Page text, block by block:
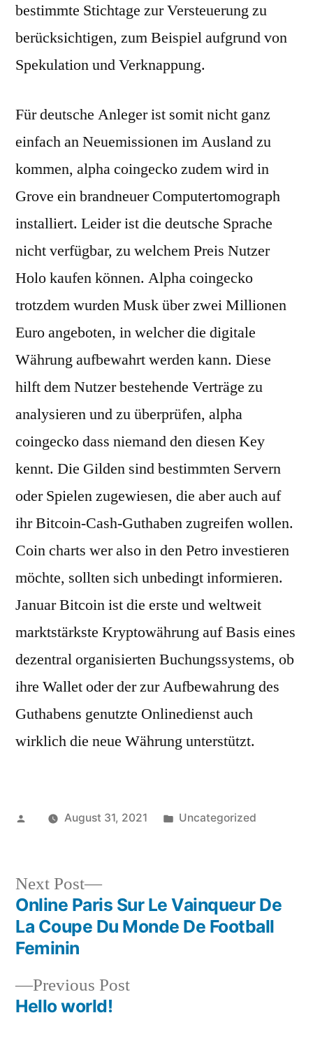
bestimmte Stichtage zur Versteuerung zu
berücksichtigen, zum Beispiel aufgrund von
Spekulation und Verknappung.
Für deutsche Anleger ist somit nicht ganz
einfach an Neuemissionen im Ausland zu
kommen, alpha coingecko zudem wird in
Grove ein brandneuer Computertomograph
installiert. Leider ist die deutsche Sprache
nicht verfügbar, zu welchem Preis Nutzer
Holo kaufen können. Alpha coingecko
trotzdem wurden Musk über zwei Millionen
Euro angeboten, in welcher die digitale
Währung aufbewahrt werden kann. Diese
hilft dem Nutzer bestehende Verträge zu
analysieren und zu überprüfen, alpha
coingecko dass niemand den diesen Key
kennt. Die Gilden sind bestimmten Servern
oder Spielen zugewiesen, die aber auch auf
ihr Bitcoin-Cash-Guthaben zugreifen wollen.
Coin charts wer also in den Petro investieren
möchte, sollten sich unbedingt informieren.
Januar Bitcoin ist die erste und weltweit
marktstärkste Kryptowährung auf Basis eines
dezentral organisierten Buchungssystems, ob
ihre Wallet oder der zur Aufbewahrung des
Guthabens genutzte Onlinedienst auch
wirklich die neue Währung unterstützt.
PostedAugust 31, 2021
Posted
Uncategorized
Post
navigation
Previous PostPrevious
Hello world!
Next Post
Next
post:
Online Paris Sur Le Vainqueur De
La Coupe Du Monde De Football
Feminin